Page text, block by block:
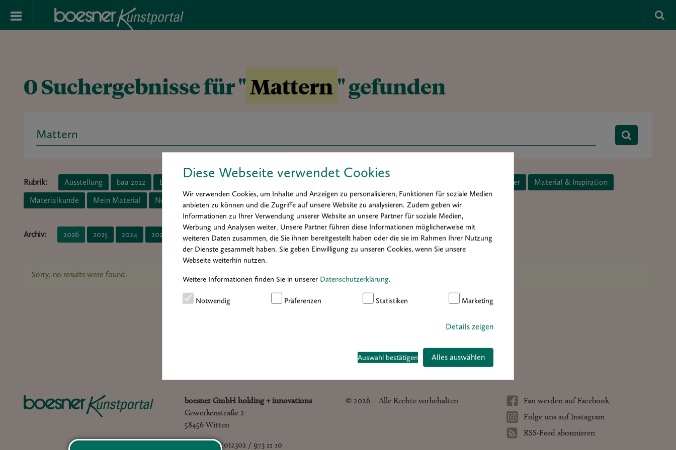
Diese Webseite verwendet Cookies
Wir verwenden Cookies, um Inhalte und Anzeigen zu personalisieren, Funktionen für soziale Medien
anbieten zu können und die Zugriffe auf unsere Website zu analysieren. Zudem geben wir
Informationen zu Ihrer Verwendung unserer Website an unsere Partner für soziale Medien,
Werbung und Analysen weiter. Unsere Partner führen diese Informationen möglicherweise mit
weiteren Daten zusammen, die Sie ihnen bereitgestellt haben oder die sie im Rahmen Ihrer Nutzung
der Dienste gesammelt haben. Sie geben Einwilligung zu unseren Cookies, wenn Sie unsere
Webseite weiterhin nutzen.
Weitere Informationen finden Sie in unserer Datenschutzerklärung.
Notwendig Präferenzen Statistiken Marketing
Details zeigen
Auswahl bestätigen Alles auswählen
0 Suchergebnisse für "Mattern" gefunden
Search
Rubrik: Ausstellung baa 2012 baa 2014 Kunst & Künstler
Material & Inspiration
Materialkunde
Mein Material News Porträt Praxis
Archiv: 2026 2025 2024 2023 2022 2021 2020 2019 2018 2017 2016
Sorry, no results were found.
boesner GmbH holding + innovations
Gewerkenstraße 2
58456 Witten
Tel.: +49 – (0)2302 / 973 11 10
© 2026 – Alle Rechte vorbehalten
Fan werden auf Facebook
Folge uns auf Instagram
RSS-Feed abonnieren